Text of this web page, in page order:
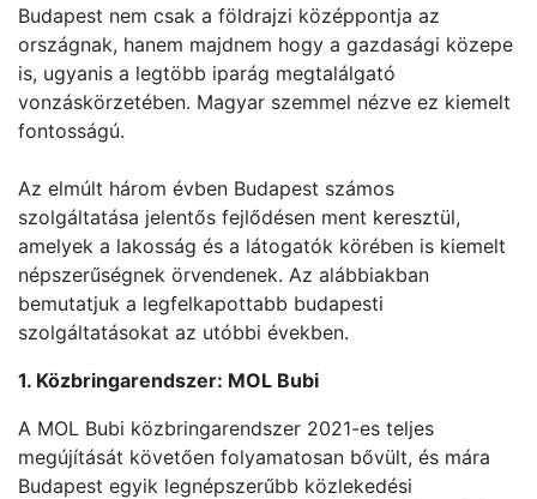
Budapest nem csak a földrajzi középpontja az
országnak, hanem majdnem hogy a gazdasági közepe
is, ugyanis a legtöbb iparág megtalálgató
vonzáskörzetében. Magyar szemmel nézve ez kiemelt
fontosságú.
Az elmúlt három évben Budapest számos
szolgáltatása jelentős fejlődésen ment keresztül,
amelyek a lakosság és a látogatók körében is kiemelt
népszerűségnek örvendenek. Az alábbiakban
bemutatjuk a legfelkapottabb budapesti
szolgáltatásokat az utóbbi években.
1. Közbringarendszer: MOL Bubi
A MOL Bubi közbringarendszer 2021-es teljes
megújítását követően folyamatosan bővült, és mára
Budapest egyik legnépszerűbb közlekedési